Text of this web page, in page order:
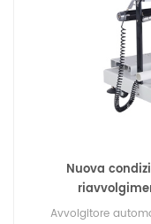
Nuova
Avvolgitore